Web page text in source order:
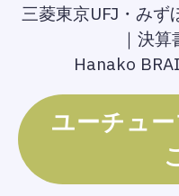
三菱東京UFJ・み
｜決
Hanako
ユーチュ